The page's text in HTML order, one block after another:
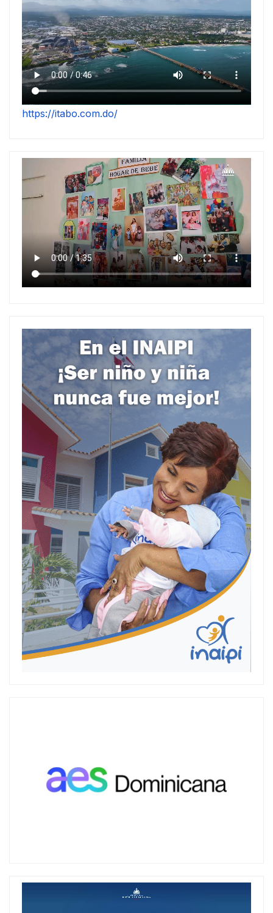
https://itabo.com.do/